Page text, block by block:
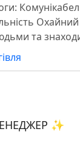
та
✨